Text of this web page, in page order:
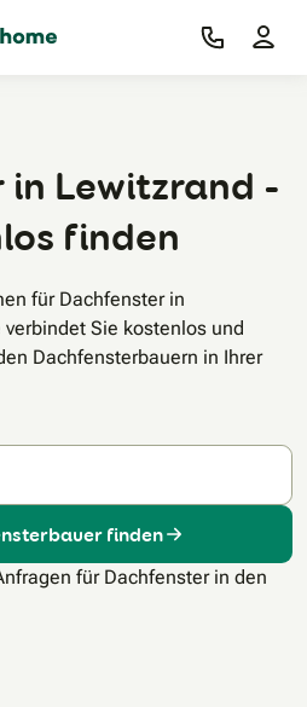
Lewitzrand -
finden
für Dachfenster in
Sie kostenlos und
Dachfensterbauern in Ihrer
finden
für Dachfenster in den